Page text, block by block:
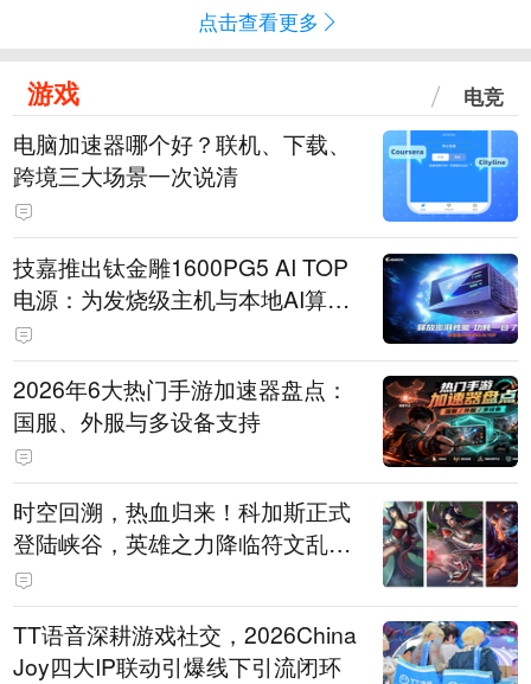
点击查看更多
游戏 电竞
电脑加速器哪个好？联机、下载、
跨境三大场景一次说清
技嘉推出钛金雕1600PG5 AI TOP
电源：为发烧级主机与本地AI算力
打造旗舰供电方案
2026年6大热门手游加速器盘点：
国服、外服与多设备支持
时空回溯，热血归来！科加斯正式
登陆峡谷，英雄之力降临符文乱
斗！
TT语音深耕游戏社交，2026China
Joy四大IP联动引爆线下引流闭环